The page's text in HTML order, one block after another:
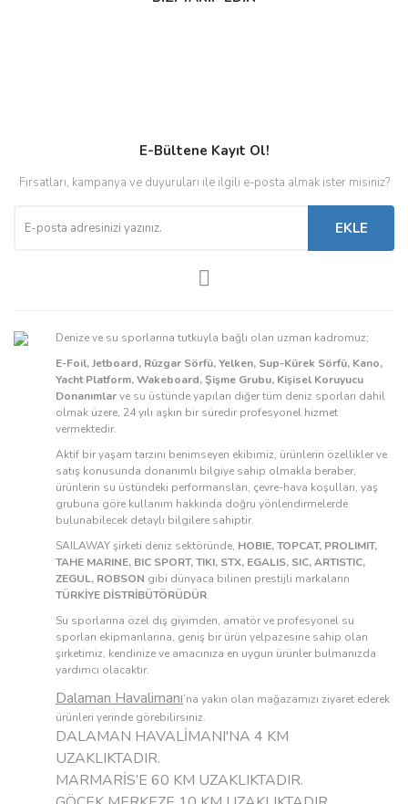
E-Bültene Kayıt Ol!
Fırsatları, kampanya ve duyuruları ile ilgili e-posta almak ister misiniz?
EKLE
Denize ve su sporlarına tutkuyla bağlı olan uzman kadromuz;
E-Foil, Jetboard, Rüzgar Sörfü, Yelken, Sup-Kürek Sörfü, Kano,
Yacht Platform, Wakeboard, Şişme Grubu, Kişisel Koruyucu
Donanımlarve su üstünde yapılan diğer tüm deniz sporları dahil
olmak üzere, 24 yılı aşkın bir süredir profesyonel hizmet
vermektedir.
Aktif bir yaşam tarzını benimseyen ekibimiz, ürünlerin özellikler ve
satış konusunda donanımlı bilgiye sahip olmakla beraber,
ürünlerin su üstündeki performansları, çevre-hava koşulları, yaş
grubuna göre kullanım hakkında doğru yönlendirmelerde
bulunabilecek detaylı bilgilere sahiptir.
SAILAWAY şirketi deniz sektöründe, HOBIE, TOPCAT, PROLIMIT,
TAHE MARINE, BIC SPORT, TIKI, STX, EGALIS, SIC, ARTISTIC,
ZEGUL, ROBSON gibi dünyaca bilinen prestijli markaların
TÜRKİYE DİSTRİBÜTÖRÜDÜR.
Su sporlarına özel dış giyimden, amatör ve profesyonel su
sporları ekipmanlarına, geniş bir ürün yelpazesine sahip olan
şirketimiz, kendinize ve amacınıza en uygun ürünler bulmanızda
yardımcı olacaktır.
Dalaman Havalimanı’na yakın olan mağazamızı ziyaret ederek
ürünleri yerinde görebilirsiniz.
DALAMAN HAVALİMANI'NA 4 KM
UZAKLIKTADIR.
MARMARİS’E 60 KM UZAKLIKTADIR.